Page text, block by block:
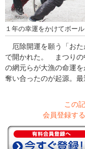
１年の幸運をかけてボー
厄除開運を願う「おた
で開かれた。 まつりの
の網元らが大漁の命運
奪い合ったのが起源。
この
会員登録す